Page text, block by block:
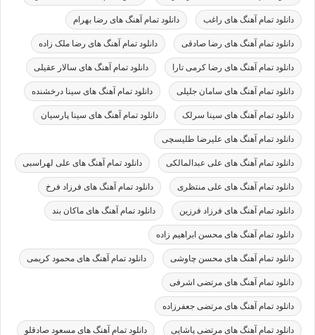
دانلود تمام آهنگ های راغب دانلود تمام آهنگ های رضا بهرام
دانلود تمام آهنگ های رضا صادقی دانلود تمام آهنگ های رضا ملک زاده
دانلود تمام آهنگ های رضا کرمی تارا دانلود تمام آهنگ های سالار عقیلی
دانلود تمام آهنگ های سامان جلیلی دانلود تمام آهنگ های سینا درخشنده
دانلود تمام آهنگ های سینا سرلک دانلود تمام آهنگ های سینا پارسیان
دانلود تمام آهنگ های علیرضا طلیسچی
دانلود تمام آهنگ های علی عبدالمالکی دانلود تمام آهنگ های علی لهراسبی
دانلود تمام آهنگ های علی منتظری دانلود تمام آهنگ های فرزاد فرخ
دانلود تمام آهنگ های فرزاد فرزین دانلود تمام آهنگ های ماکان بند
دانلود تمام آهنگ های محسن ابراهیم زاده
دانلود تمام آهنگ های محسن چاوشی دانلود تمام آهنگ های محمود کریمی
دانلود تمام آهنگ های مرتضی اشرفی
دانلود تمام آهنگ های مرتضی جعفرزاده
دانلود تمام آهنگ های مرتضی پاشایی دانلود تمام آهنگ های مسعود صادقلو